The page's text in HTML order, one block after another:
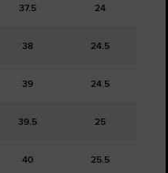
37.5 24
38 24.5
39 24.5
39.5 25
40 25.5